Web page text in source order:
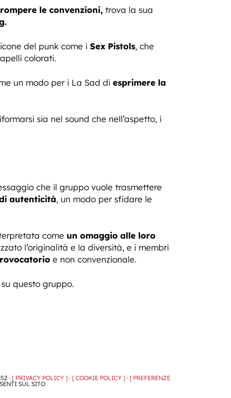
rompere le convenzioni, trova la sua
del punk come i Sex Pistols, che
colorati.
un modo per i La Sad di esprimere la
sia nel sound che nell’aspetto, i
che il gruppo vuole trasmettere
autenticità, un modo per sfidare le
come un omaggio alle loro
l’originalità e la diversità, e i membri
e non convenzionale.
questo gruppo.
· [ PRIVACY POLICY ] · [ COOKIE POLICY ] · [ PREFERENZE
SUL SITO